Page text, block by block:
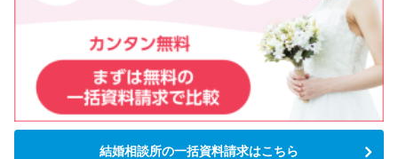
結婚相談所の一括資料請求はこちら